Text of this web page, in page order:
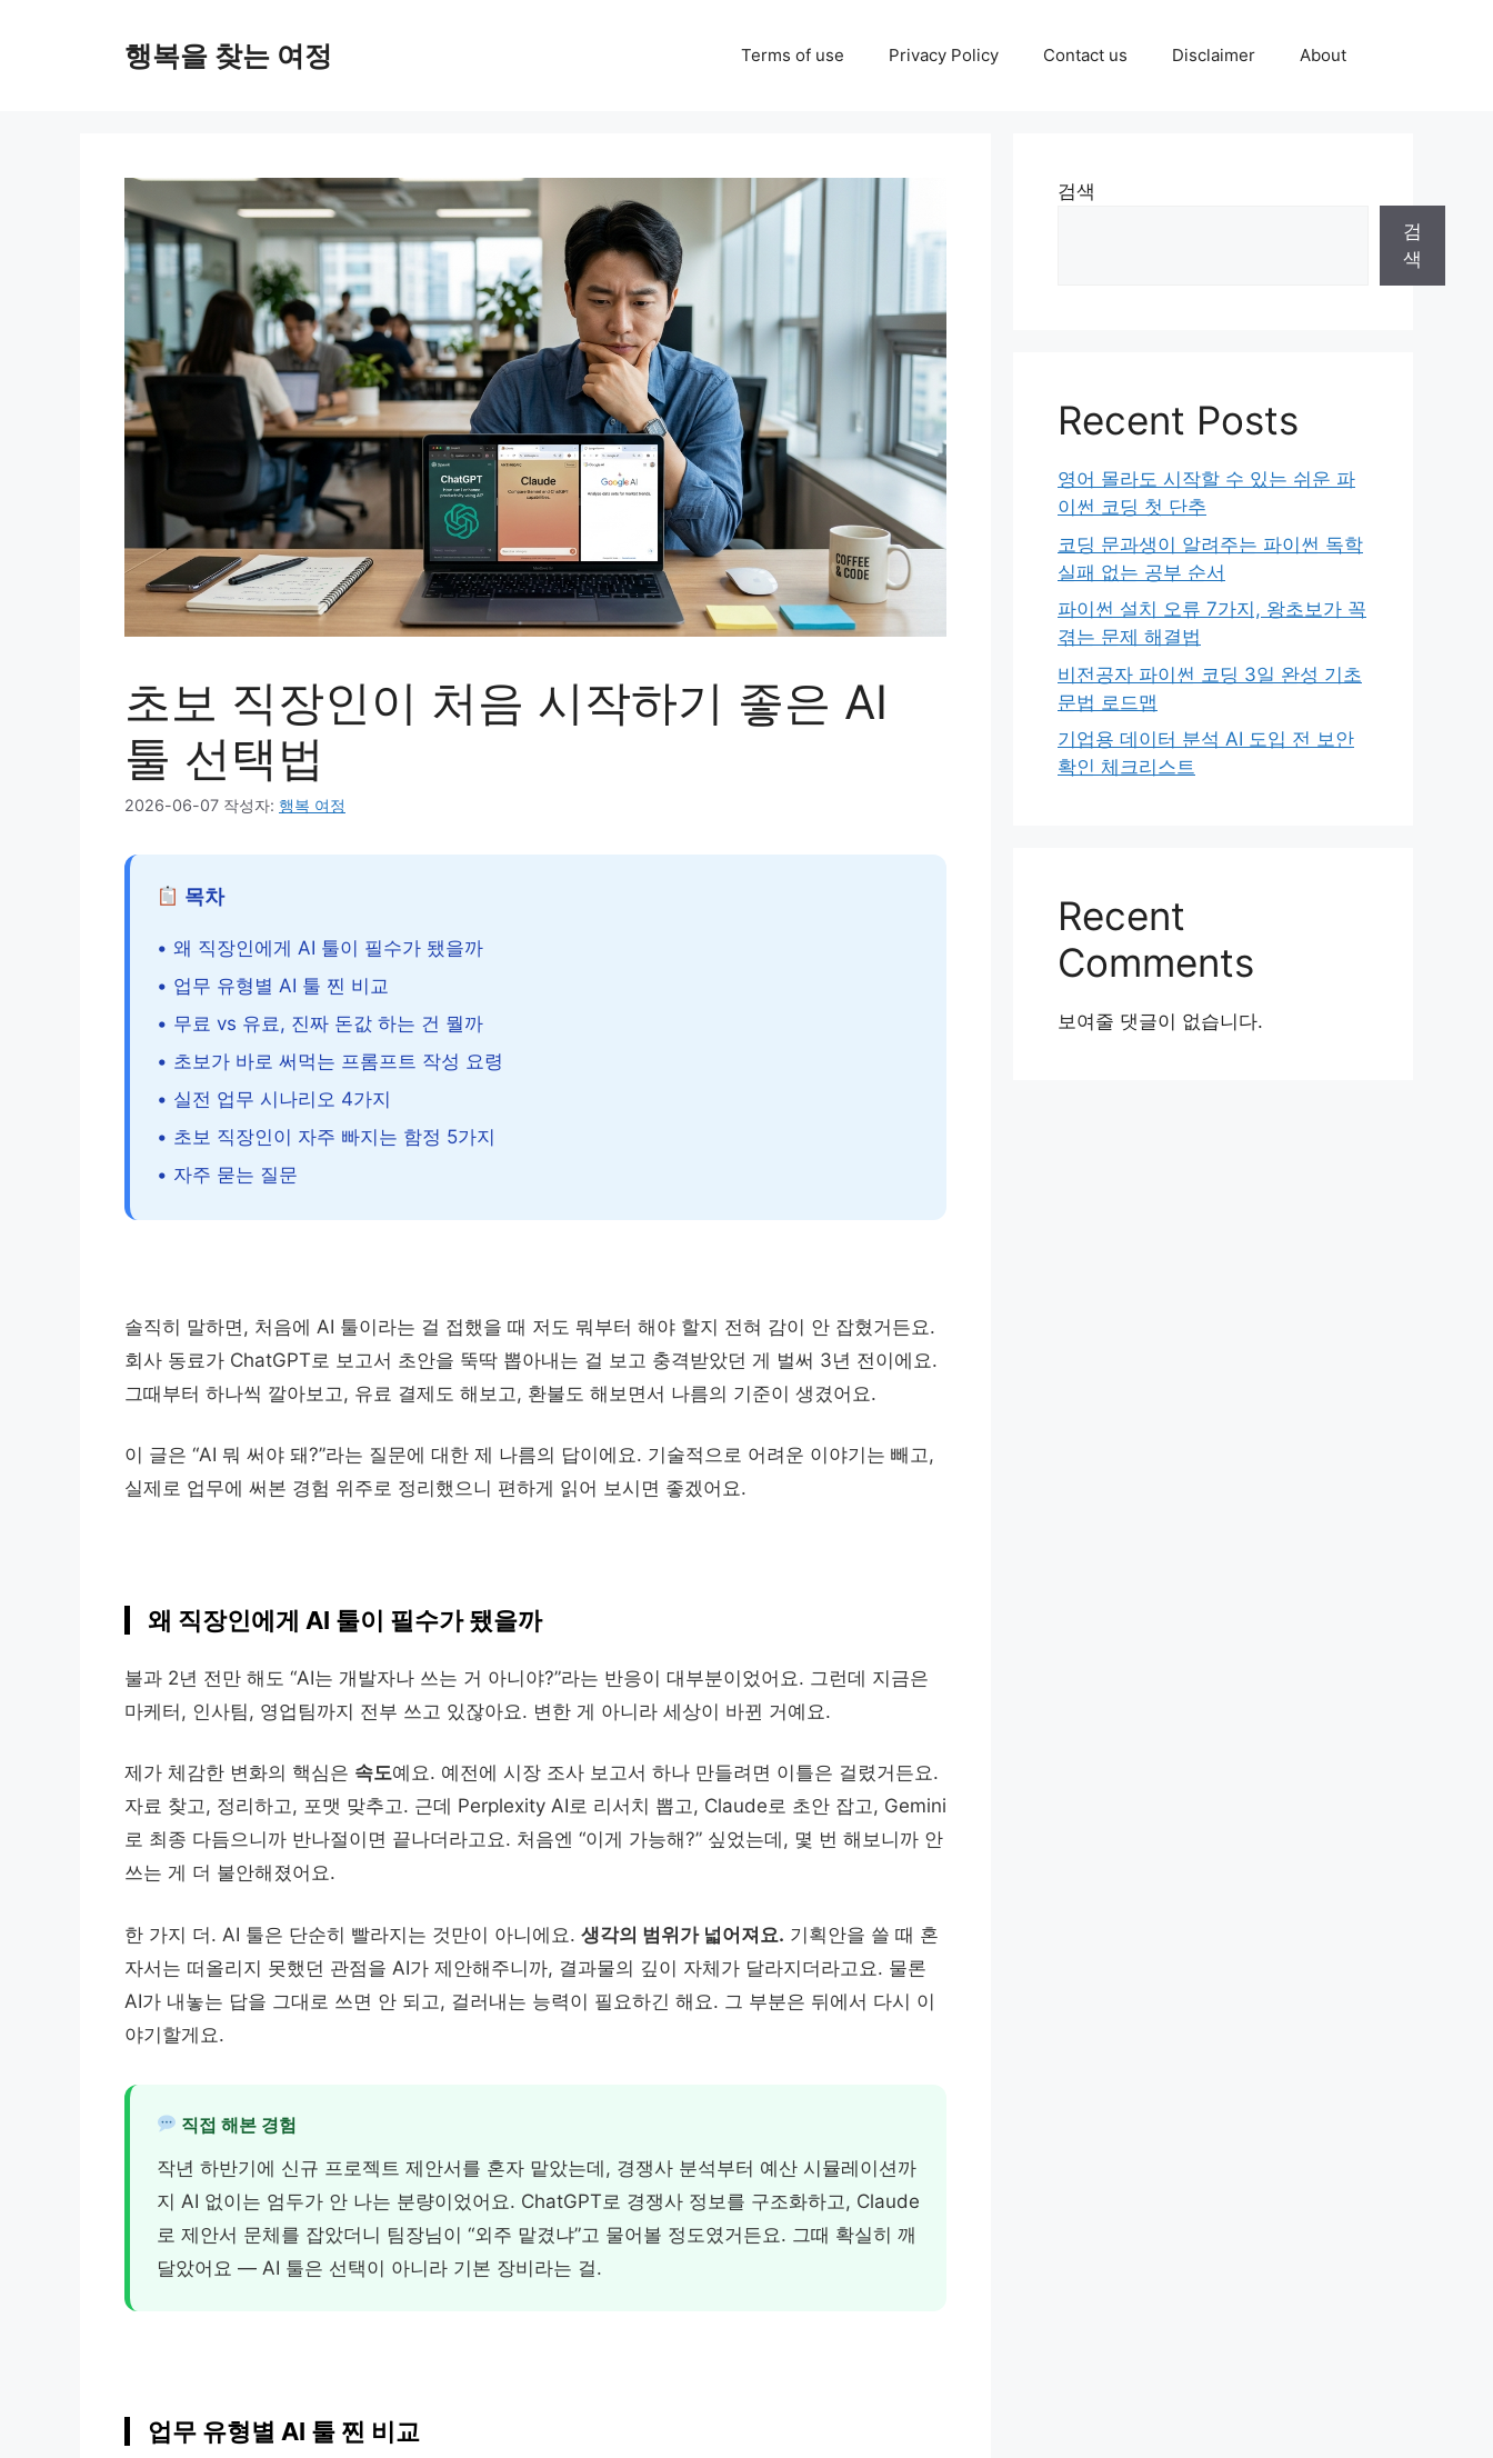
행복을 찾는 여정 Terms of use Privacy Policy Contact us Disclaimer About
초보 직장인이 처음 시작하기 좋은 AI
툴 선택법
2026-06-07 작성자: 행복 여정
목차
• 왜 직장인에게 AI 툴이 필수가 됐을까
• 업무 유형별 AI 툴 찐 비교
• 무료 vs 유료, 진짜 돈값 하는 건 뭘까
• 초보가 바로 써먹는 프롬프트 작성 요령
• 실전 업무 시나리오 4가지
• 초보 직장인이 자주 빠지는 함정 5가지
• 자주 묻는 질문
솔직히 말하면, 처음에 AI 툴이라는 걸 접했을 때 저도 뭐부터 해야 할지 전혀 감이 안 잡혔거든요.
회사 동료가 ChatGPT로 보고서 초안을 뚝딱 뽑아내는 걸 보고 충격받았던 게 벌써 3년 전이에요.
그때부터 하나씩 깔아보고, 유료 결제도 해보고, 환불도 해보면서 나름의 기준이 생겼어요.
이 글은 “AI 뭐 써야 돼?”라는 질문에 대한 제 나름의 답이에요. 기술적으로 어려운 이야기는 빼고,
실제로 업무에 써본 경험 위주로 정리했으니 편하게 읽어 보시면 좋겠어요.
왜 직장인에게 AI 툴이 필수가 됐을까
불과 2년 전만 해도 “AI는 개발자나 쓰는 거 아니야?”라는 반응이 대부분이었어요. 그런데 지금은
마케터, 인사팀, 영업팀까지 전부 쓰고 있잖아요. 변한 게 아니라 세상이 바뀐 거예요.
제가 체감한 변화의 핵심은 속도예요. 예전에 시장 조사 보고서 하나 만들려면 이틀은 걸렸거든요.
자료 찾고, 정리하고, 포맷 맞추고. 근데 Perplexity AI로 리서치 뽑고, Claude로 초안 잡고, Gemini
로 최종 다듬으니까 반나절이면 끝나더라고요. 처음엔 “이게 가능해?” 싶었는데, 몇 번 해보니까 안
쓰는 게 더 불안해졌어요.
한 가지 더. AI 툴은 단순히 빨라지는 것만이 아니에요. 생각의 범위가 넓어져요. 기획안을 쓸 때 혼
자서는 떠올리지 못했던 관점을 AI가 제안해주니까, 결과물의 깊이 자체가 달라지더라고요. 물론
AI가 내놓는 답을 그대로 쓰면 안 되고, 걸러내는 능력이 필요하긴 해요. 그 부분은 뒤에서 다시 이
야기할게요.
직접 해본 경험
작년 하반기에 신규 프로젝트 제안서를 혼자 맡았는데, 경쟁사 분석부터 예산 시뮬레이션까
지 AI 없이는 엄두가 안 나는 분량이었어요. ChatGPT로 경쟁사 정보를 구조화하고, Claude
로 제안서 문체를 잡았더니 팀장님이 “외주 맡겼냐”고 물어볼 정도였거든요. 그때 확실히 깨
달았어요 — AI 툴은 선택이 아니라 기본 장비라는 걸.
업무 유형별 AI 툴 찐 비교
검색
검
색
Recent Posts
영어 몰라도 시작할 수 있는 쉬운 파
이썬 코딩 첫 단추
코딩 문과생이 알려주는 파이썬 독학
실패 없는 공부 순서
파이썬 설치 오류 7가지, 왕초보가 꼭
겪는 문제 해결법
비전공자 파이썬 코딩 3일 완성 기초
문법 로드맵
기업용 데이터 분석 AI 도입 전 보안
확인 체크리스트
Recent
Comments
보여줄 댓글이 없습니다.